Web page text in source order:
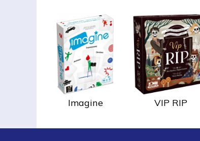
Imagine VIP RIP